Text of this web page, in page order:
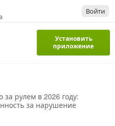
Войти
Установить
приложение
рулем в 2026 году:
за нарушение